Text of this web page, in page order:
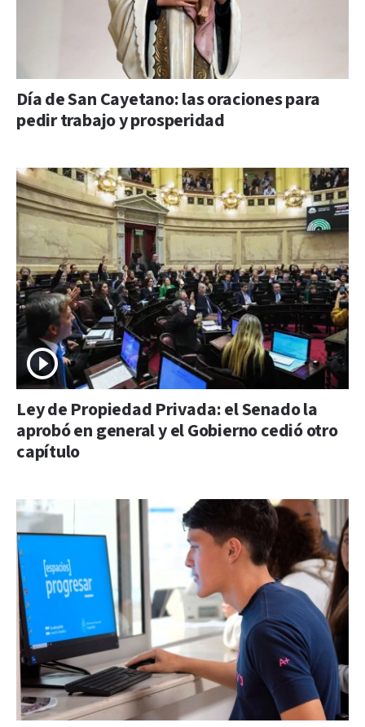
Día de San Cayetano: las oraciones para
pedir trabajo y prosperidad
Ley de Propiedad Privada: el Senado la
aprobó en general y el Gobierno cedió otro
capítulo